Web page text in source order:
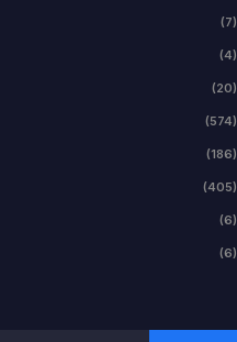
(7)
(4)
(20)
(574)
(186)
(405)
(6)
(6)